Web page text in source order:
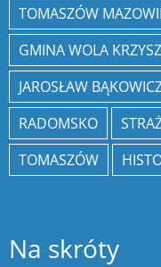
TOMASZÓW
GMINA WOLA
JAROSŁAW
RADOMSKO
TOMASZÓW
Na skróty